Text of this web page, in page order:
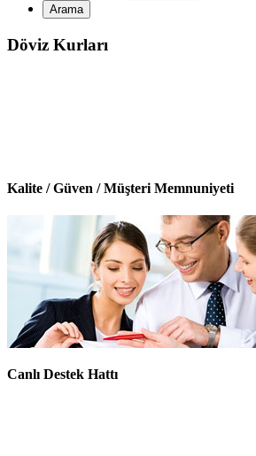
Döviz Kurları
Kalite / Güven / Müşteri Memnuniyeti
Canlı Destek Hattı